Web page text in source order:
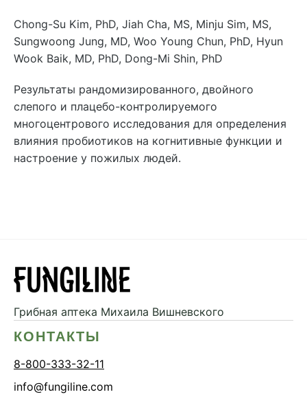
Chong-Su Kim, PhD, Jiah Cha, MS, Minju Sim, MS,
Sungwoong Jung, MD, Woo Young Chun, PhD, Hyun
Wook Baik, MD, PhD, Dong-Mi Shin, PhD
Результаты рандомизированного, двойного
слепого и плацебо-контролируемого
многоцентрового исследования для определения
влияния пробиотиков на когнитивные функции и
настроение у пожилых людей.
Грибная аптека Михаила Вишневского
КОНТАКТЫ
8-800-333-32-11
info@fungiline.com